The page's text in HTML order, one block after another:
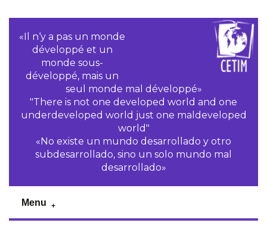
«Il n‘y a pas un monde
développé et un
monde sous-
développé, mais un
seul monde mal développé»
"There is not one developed world and one
underdeveloped world just one maldeveloped
world"
«No existe un mundo desarrollado y otro
subdesarrollado, sino un solo mundo mal
desarrollado»
Menu